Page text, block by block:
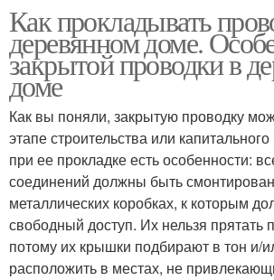
Как прокладывать
деревянном доме.
закрытой проводки в
доме
Как вы поняли, закрытую проводку
этапе строительства или
при ее прокладке есть особенности:
соединений должны быть
металлических коробках, к которым
свободный доступ. Их нельзя прятать
потому их крышки подбирают в тон и/
расположить в местах, не